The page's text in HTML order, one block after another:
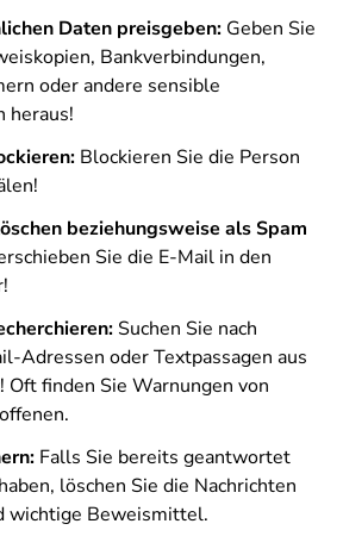
Daten preisgeben: Geben Sie
Bankverbindungen,
oder andere sensible
heraus!
Blockieren Sie die Person
beziehungsweise als Spam
Sie die E-Mail in den
Suchen Sie nach
Adressen oder Textpassagen aus
Oft finden Sie Warnungen von
Falls Sie bereits geantwortet
löschen Sie die Nachrichten
wichtige Beweismittel.